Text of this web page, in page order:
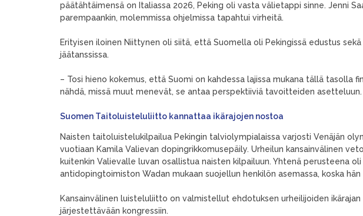
päätähtäimensä on Italiassa 2026, Peking oli vasta välietappi sinne. Jenni
parempaankin, molemmissa ohjelmissa tapahtui virheitä.
Erityisen iloinen Niittynen oli siitä, että Suomella oli Pekingissä edustus
jäätanssissa.
– Tosi hieno kokemus, että Suomi on kahdessa lajissa mukana tällä tasolla
nähdä, missä muut menevät, se antaa perspektiiviä tavoitteiden asetteluun.
Suomen Taitoluisteluliitto kannattaa ikärajojen nostoa
Naisten taitoluistelukilpailua Pekingin talviolympialaissa varjosti Venäjän
vuotiaan Kamila Valievan dopingrikkomusepäily. Urheilun kansainvälinen
kuitenkin Valievalle luvan osallistua naisten kilpailuun. Yhtenä perusteena
antidopingtoimiston Wadan mukaan suojellun henkilön asemassa, koska
Kansainvälinen luisteluliitto on valmistellut ehdotuksen urheilijoiden ikärajan
järjestettävään kongressiin.